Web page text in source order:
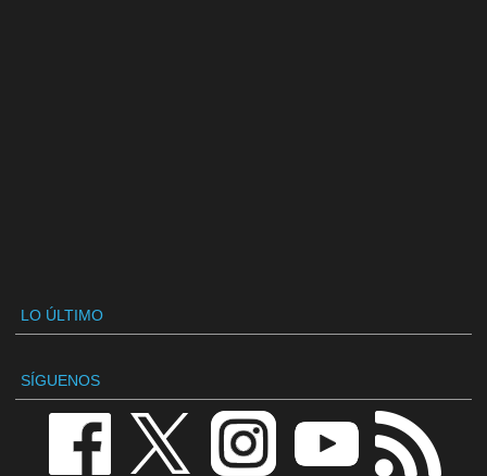
LO ÚLTIMO
SÍGUENOS